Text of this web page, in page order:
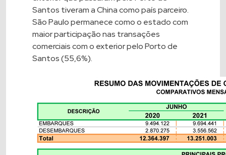
Santos tiveram a China como país parceiro.
São Paulo permanece como o estado com
maior participação nas transações
comerciais com o exterior pelo Porto de
Santos (55,6%).